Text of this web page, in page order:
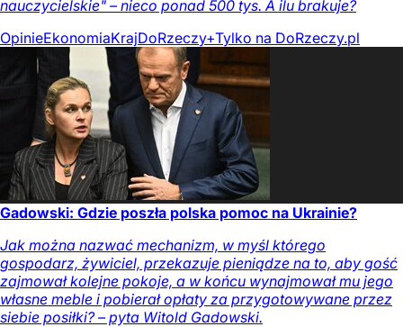
nauczycielskie" – nieco ponad 500 tys. A ilu brakuje?
OpinieEkonomiaKrajDoRzeczy+Tylko na DoRzeczy.pl
Gadowski: Gdzie poszła polska pomoc na Ukrainie?
Jak można nazwać mechanizm, w myśl którego
gospodarz, żywiciel, przekazuje pieniądze na to, aby gość
zajmował kolejne pokoje, a w końcu wynajmował mu jego
własne meble i pobierał opłaty za przygotowywane przez
siebie posiłki? – pyta Witold Gadowski.